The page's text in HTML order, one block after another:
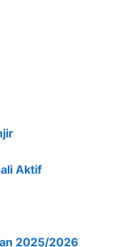
Aktif
2025/2026